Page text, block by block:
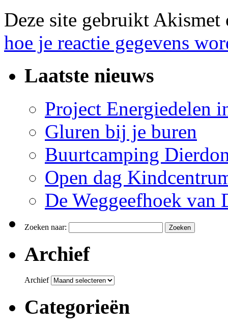
Deze site gebruikt
hoe je reactie gegevens
Laatste nieuws
Project Energiedelen
Gluren bij je buren
Buurtcamping
Open dag
De Weggeefhoek van
Zoeken naar:
Archief
Archief
Categorieën